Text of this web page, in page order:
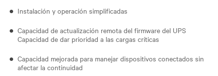
Instalación y operación simplificadas
Capacidad de actualización remota del firmware del UPS
Capacidad de dar prioridad a las cargas críticas
Capacidad mejorada para manejar dispositivos conectados sin
afectar la continuidad